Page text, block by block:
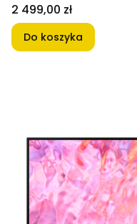
Cena
2 499,00 zł
Do koszyka